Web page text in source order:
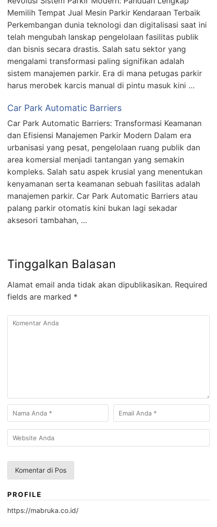
Memilih Tempat Jual Mesin Parkir Kendaraan Terbaik
Perkembangan dunia teknologi dan digitalisasi saat ini
telah mengubah lanskap pengelolaan fasilitas publik
dan bisnis secara drastis. Salah satu sektor yang
mengalami transformasi paling signifikan adalah
sistem manajemen parkir. Era di mana petugas parkir
harus merobek karcis manual di pintu masuk kini …
Car Park Automatic Barriers
Car Park Automatic Barriers: Transformasi Keamanan
dan Efisiensi Manajemen Parkir Modern Dalam era
urbanisasi yang pesat, pengelolaan ruang publik dan
area komersial menjadi tantangan yang semakin
kompleks. Salah satu aspek krusial yang menentukan
kenyamanan serta keamanan sebuah fasilitas adalah
manajemen parkir. Car Park Automatic Barriers atau
palang parkir otomatis kini bukan lagi sekadar
aksesori tambahan, …
Tinggalkan Balasan
Alamat email anda tidak akan dipublikasikan. Required
fields are marked *
PROFILE
https://mabruka.co.id/